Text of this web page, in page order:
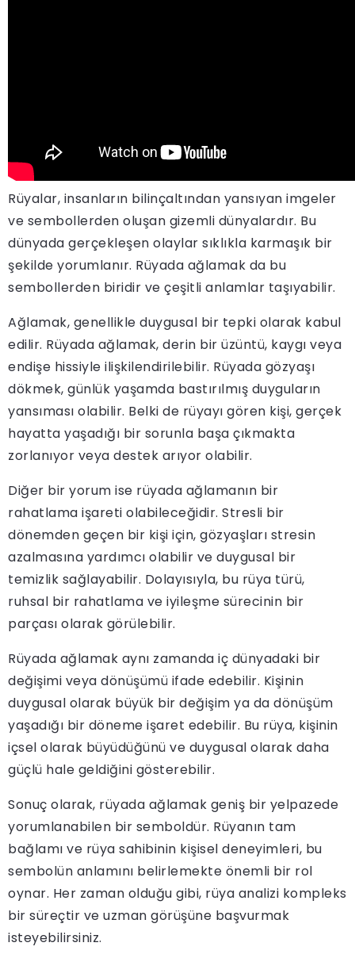
Rüyalar, insanların bilinçaltından yansıyan imgeler
ve sembollerden oluşan gizemli dünyalardır. Bu
dünyada gerçekleşen olaylar sıklıkla karmaşık bir
şekilde yorumlanır. Rüyada ağlamak da bu
sembollerden biridir ve çeşitli anlamlar taşıyabilir.
Ağlamak, genellikle duygusal bir tepki olarak kabul
edilir. Rüyada ağlamak, derin bir üzüntü, kaygı veya
endişe hissiyle ilişkilendirilebilir. Rüyada gözyaşı
dökmek, günlük yaşamda bastırılmış duyguların
yansıması olabilir. Belki de rüyayı gören kişi, gerçek
hayatta yaşadığı bir sorunla başa çıkmakta
zorlanıyor veya destek arıyor olabilir.
Diğer bir yorum ise rüyada ağlamanın bir
rahatlama işareti olabileceğidir. Stresli bir
dönemden geçen bir kişi için, gözyaşları stresin
azalmasına yardımcı olabilir ve duygusal bir
temizlik sağlayabilir. Dolayısıyla, bu rüya türü,
ruhsal bir rahatlama ve iyileşme sürecinin bir
parçası olarak görülebilir.
Rüyada ağlamak aynı zamanda iç dünyadaki bir
değişimi veya dönüşümü ifade edebilir. Kişinin
duygusal olarak büyük bir değişim ya da dönüşüm
yaşadığı bir döneme işaret edebilir. Bu rüya, kişinin
içsel olarak büyüdüğünü ve duygusal olarak daha
güçlü hale geldiğini gösterebilir.
Sonuç olarak, rüyada ağlamak geniş bir yelpazede
yorumlanabilen bir semboldür. Rüyanın tam
bağlamı ve rüya sahibinin kişisel deneyimleri, bu
sembolün anlamını belirlemekte önemli bir rol
oynar. Her zaman olduğu gibi, rüya analizi kompleks
bir süreçtir ve uzman görüşüne başvurmak
isteyebilirsiniz.